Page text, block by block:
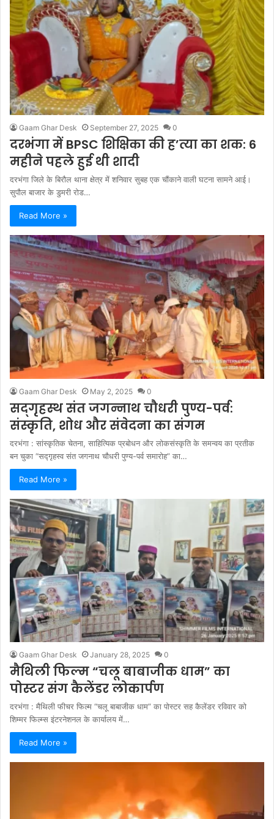
Gaam Ghar Desk September 27, 2025 0
दरभंगा में BPSC शिक्षिका की ह’त्या का शक: 6
महीने पहले हुई थी शादी
दरभंगा जिले के बिरौल थाना क्षेत्र में शनिवार सुबह एक चौंकाने वाली घटना सामने आई।
सुपौल बाजार के डुमरी रोड…
Read More »
Gaam Ghar Desk May 2, 2025 0
सद्‌गृहस्थ संत जगन्नाथ चौधरी पुण्य-पर्व:
संस्कृति, शोध और संवेदना का संगम
दरभंगा : सांस्कृतिक चेतना, साहित्यिक प्रबोधन और लोकसंस्कृति के समन्वय का प्रतीक
बन चुका “सद्गृहस्व संत जगनाथ चौधरी पुण्य-पर्व समारोह” का…
Read More »
Gaam Ghar Desk January 28, 2025 0
मैथिली फिल्म “चलू बाबाजीक धाम” का
पोस्टर संग कैलेंडर लोकार्पण
दरभंगा : मैथिली फीचर फिल्म “चलू बाबाजीक धाम” का पोस्टर सह कैलेंडर रविवार को
शिम्मर फिल्म्स इंटरनेशनल के कार्यालय में…
Read More »